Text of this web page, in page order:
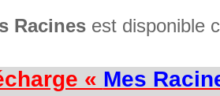
Racines est disponible
« Mes